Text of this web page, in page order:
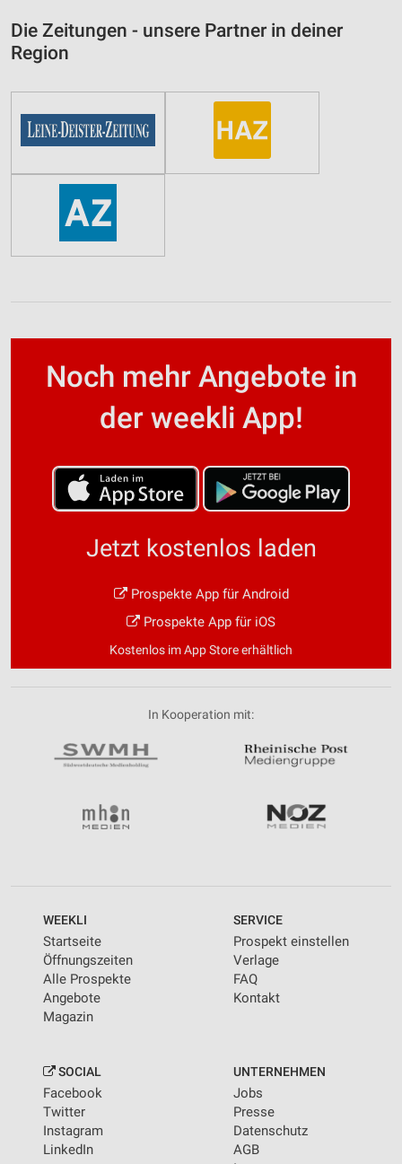
Die Zeitungen - unsere Partner in deiner
Region
Noch mehr Angebote in
der weekli App!
Jetzt kostenlos laden
Prospekte App für Android
Prospekte App für iOS
Kostenlos im App Store erhältlich
In Kooperation mit:
WEEKLI
Startseite
Öffnungszeiten
Alle Prospekte
Angebote
Magazin
SERVICE
Prospekt einstellen
Verlage
FAQ
Kontakt
SOCIAL
Facebook
Twitter
Instagram
LinkedIn
UNTERNEHMEN
Jobs
Presse
Datenschutz
AGB